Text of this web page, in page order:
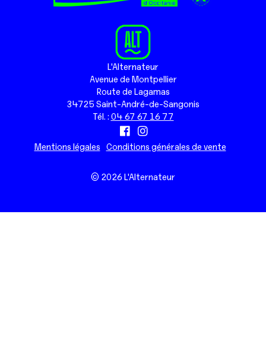
L'Alternateur
Avenue de Montpellier
Route de Lagamas
34725 Saint-André-de-Sangonis
Tél. : 04 67 67 16 77
Mentions légales Conditions générales de vente
© 2026 L'Alternateur